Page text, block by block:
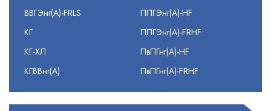
ВВГЭнг(А)-FRLS
КГ
КГ-ХЛ
КГВВнг(А)
ППГЭнг(А)-HF
ППГЭнг(А)-FRHF
ПвПГнг(А)-HF
ПвПГнг(А)-FRHF